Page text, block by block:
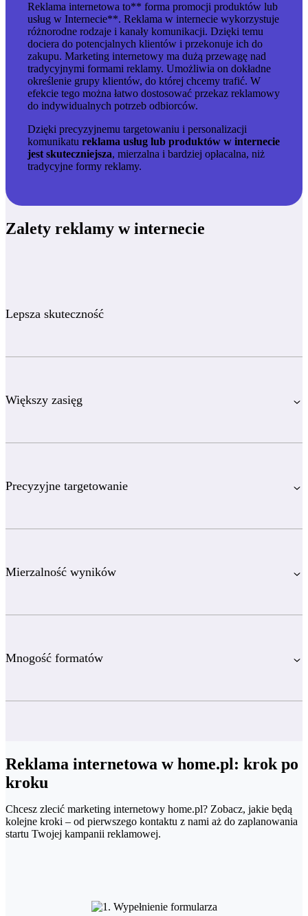
Reklama internetowa to** forma promocji produktów lub
usług w Internecie**. Reklama w internecie wykorzystuje
różnorodne rodzaje i kanały komunikacji. Dzięki temu
dociera do potencjalnych klientów i przekonuje ich do
zakupu. Marketing internetowy ma dużą przewagę nad
tradycyjnymi formami reklamy. Umożliwia on dokładne
określenie grupy klientów, do której chcemy trafić. W
efekcie tego można łatwo dostosować przekaz reklamowy
do indywidualnych potrzeb odbiorców.
Dzięki precyzyjnemu targetowaniu i personalizacji
komunikatu reklama usług lub produktów w internecie
jest skuteczniejsza, mierzalna i bardziej opłacalna, niż
tradycyjne formy reklamy.
Zalety reklamy w internecie
Lepsza skuteczność
Większy zasięg
Precyzyjne targetowanie
Mierzalność wyników
Mnogość formatów
Reklama internetowa w home.pl: krok po
kroku
Chcesz zlecić marketing internetowy home.pl? Zobacz, jakie będą
kolejne kroki – od pierwszego kontaktu z nami aż do zaplanowania
startu Twojej kampanii reklamowej.